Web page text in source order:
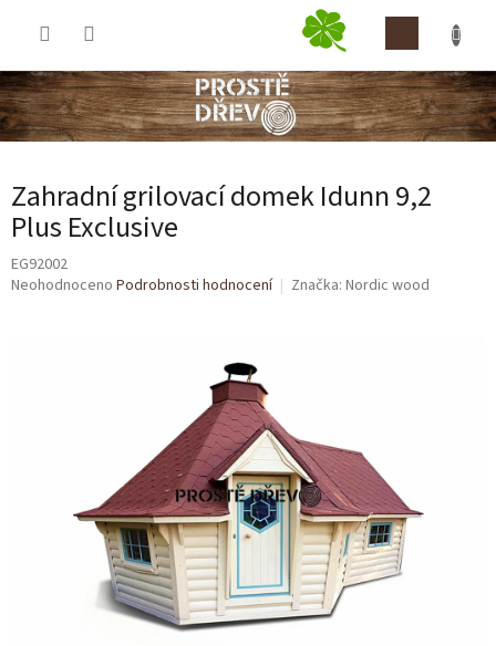
Zahradní grilovací domek Idunn 9,2
Plus Exclusive
EG92002
Průměrné
Neohodnoceno Podrobnosti hodnocení Značka: Nordic wood